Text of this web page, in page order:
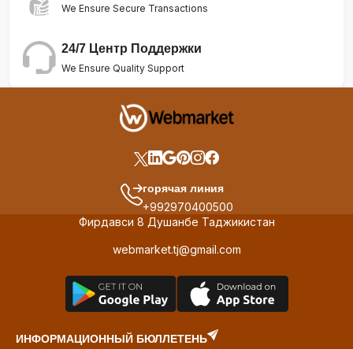
We Ensure Secure Transactions
24/7 Центр Поддержки
We Ensure Quality Support
горячая линия
+992970400500
Фирдавси 8 Душанбе Таджикистан
webmarket.tj@gmail.com
ИНФОРМАЦИОННЫЙ БЮЛЛЕТЕНЬ